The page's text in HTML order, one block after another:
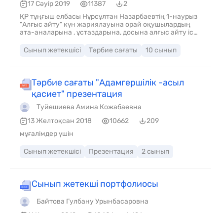
17 Сәуір 2019
11387
2
ҚР тұңғыш елбасы Нұрсұлтан Назарбаевтің 1-наурыз
"Алғыс айту" күн жариялауына орай оқушылардың
ата-аналарына , ұстаздарына, досына алғыс айту іс
Сынып жетекшісі
Тәрбие сағаты 10 сынып
Тәрбие сағаты "Адамгершілік -асыл
қасиет" презентация
Туйешиева Амина Кожабаевна
13 Желтоқсан 2018
10662
209
мұғалімдер үшін
Сынып жетекшісі Презентация 2 сынып
Сынып жетекші портфолиосы
Байтова Гулбану Урынбасаровна